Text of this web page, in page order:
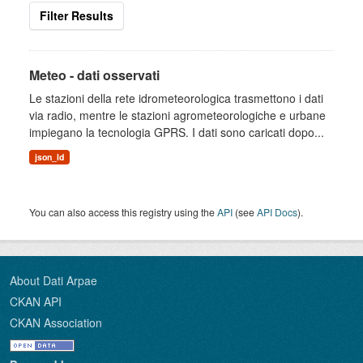
Filter Results
Meteo - dati osservati
Le stazioni della rete idrometeorologica trasmettono i dati
via radio, mentre le stazioni agrometeorologiche e urbane
impiegano la tecnologia GPRS. I dati sono caricati dopo...
json_ld
You can also access this registry using theAPI (seeAPI Docs).
About Dati Arpae
CKAN API
CKAN Association